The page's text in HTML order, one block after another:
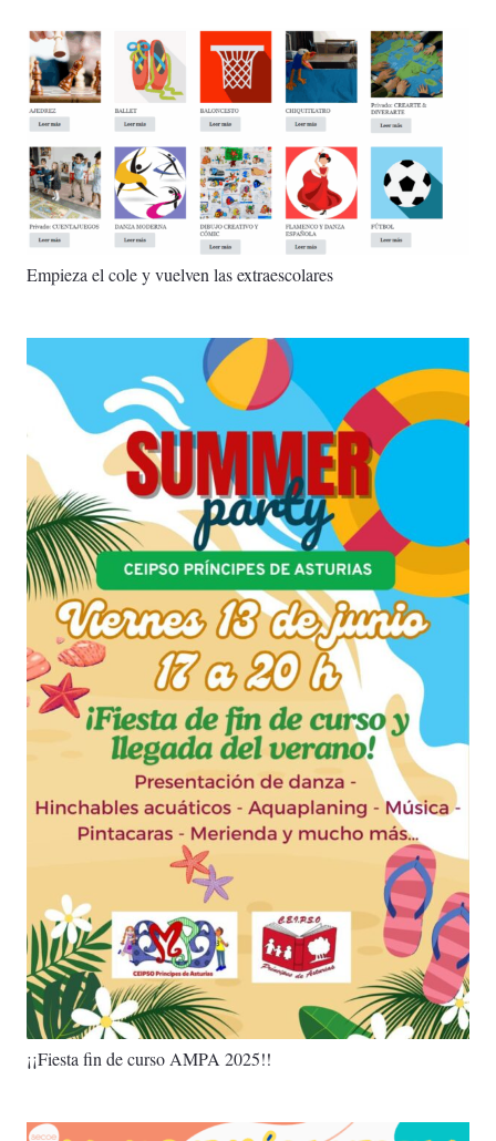
Empieza el cole y vuelven las extraescolares
¡¡Fiesta fin de curso AMPA 2025!!